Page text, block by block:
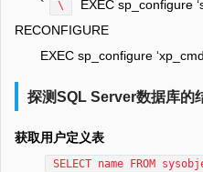
`
\
EXEC sp_configure
RECONFIGURE
EXEC sp_configure
探测SQL Server数据库的
获取用户定义表
SELECT name FROM